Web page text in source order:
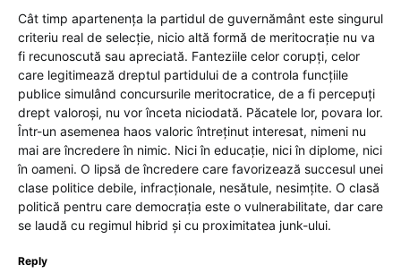
Cât timp apartenența la partidul de guvernământ este singurul
criteriu real de selecție, nicio altă formă de meritocrație nu va
fi recunoscută sau apreciată. Fanteziile celor corupți, celor
care legitimează dreptul partidului de a controla funcțiile
publice simulând concursurile meritocratice, de a fi percepuți
drept valoroși, nu vor înceta niciodată. Păcatele lor, povara lor.
Într-un asemenea haos valoric întreținut interesat, nimeni nu
mai are încredere în nimic. Nici în educație, nici în diplome, nici
în oameni. O lipsă de încredere care favorizează succesul unei
clase politice debile, infracționale, nesătule, nesimțite. O clasă
politică pentru care democrația este o vulnerabilitate, dar care
se laudă cu regimul hibrid și cu proximitatea junk-ului.
Reply